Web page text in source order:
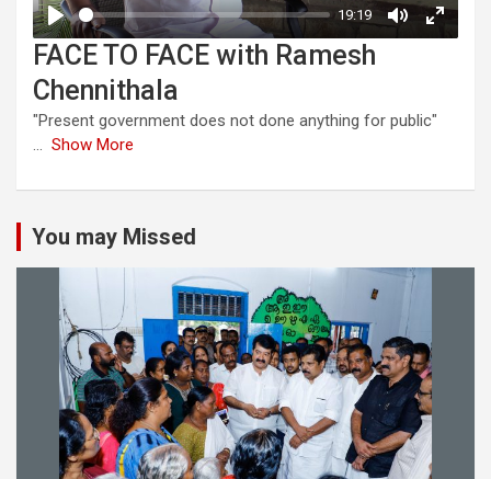
FACE TO FACE with Ramesh
Chennithala
"Present government does not done anything for public"
... Show More
You may Missed